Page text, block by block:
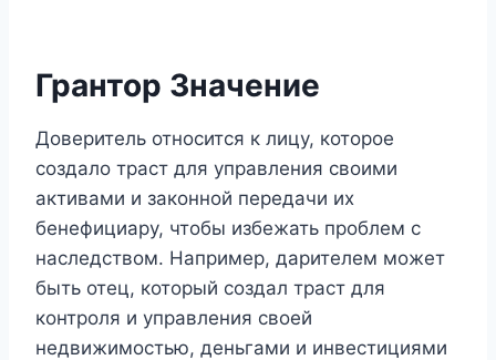
Грантор Значение
Доверитель относится к лицу, которое
создало траст для управления своими
активами и законной передачи их
бенефициару, чтобы избежать проблем с
наследством. Например, дарителем может
быть отец, который создал траст для
контроля и управления своей
недвижимостью, деньгами и инвестициями